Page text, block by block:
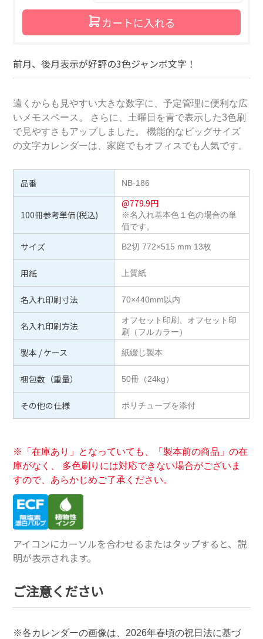
カートに入れる
前月、後月表示が好評の3色ジャンボ文字！
遠くからも見やすい大きな数字に、予定管理に便利な広
いメモスペース。 さらに、土曜日を青で表示した3色刷
で見やすさもアップしました。 機能的なビッグサイズ
の文字カレンダーは、家庭でもオフィスでも人気です。
品番 NB-186
100冊参考単価(税込)
@779.9円
※名入れ基本色１色の場合の単
価です。
サイズ B2切 772×515 mm 13枚
用紙 上質紙
名入れ印刷寸法 70×440mm以内
名入れ印刷方法
オフセット印刷、オフセット印
刷（フルカラー）
製本 / ケース 紙綴じ製本
梱包数（重量） 50冊（24kg）
その他の仕様 ポリチューブを添付
※「在庫あり」となっていても、「製本前の商品」の在
庫がなく、 多色刷りには対応できない場合がございま
すので、あらかじめご了承ください。
アイコンにカーソルを合わせるまたはタップすると、説
明が表示されます。
ご注意ください
※各カレンダーの画像は、 2026年春頃の祝日法に基づ